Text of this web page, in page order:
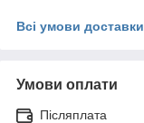
Всі умови доставки
Умови оплати
Післяплата